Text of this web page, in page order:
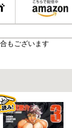
もございます